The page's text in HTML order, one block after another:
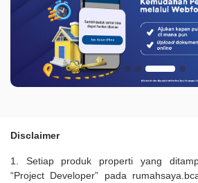
Disclaimer
1. Setiap produk properti yang
“Project Developer” pada